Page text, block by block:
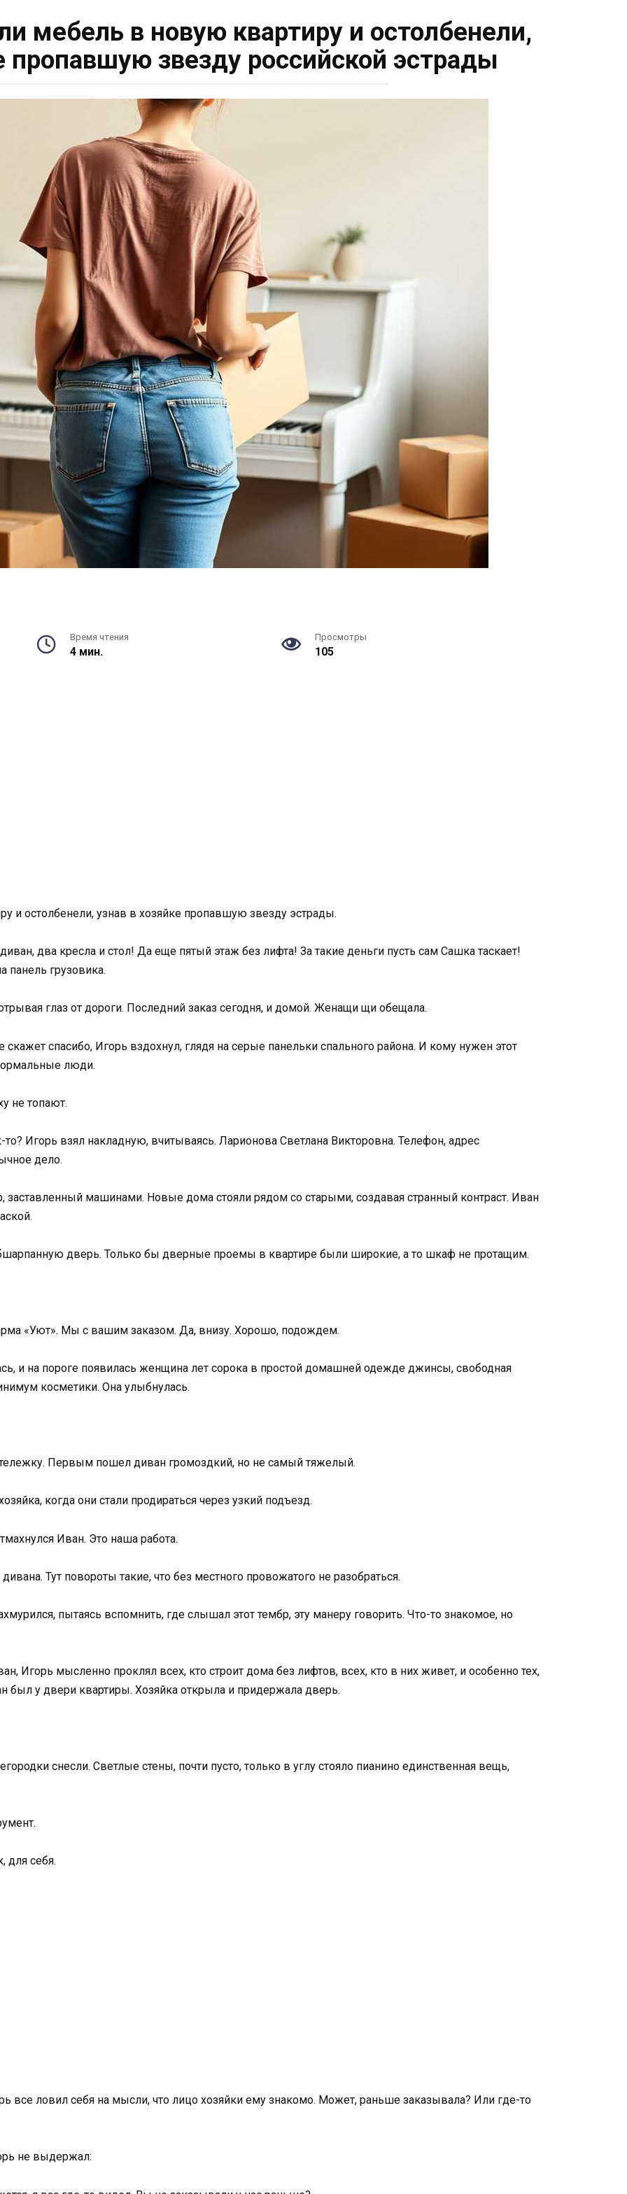
мебель в новую квартиру и остолбенели,
пропавшую звезду российской эстрады
Время чтения
4 мин.
Просмотры
105
и остолбенели, узнав в хозяйке пропавшую звезду эстрады.
два кресла и стол! Да еще пятый этаж без лифта! За такие деньги пусть сам Сашка таскает!
грузовика.
глаз от дороги. Последний заказ сегодня, и домой. Женащи щи обещала.
спасибо, Игорь вздохнул, глядя на серые панельки спального района. И кому нужен этот
люди.
не топают.
Игорь взял накладную, вчитываясь. Ларионова Светлана Викторовна. Телефон, адрес
дело.
заставленный машинами. Новые дома стояли рядом со старыми, создавая странный контраст. Иван
дверь. Только бы дверные проемы в квартире были широкие, а то шкаф не протащим.
«Уют». Мы с вашим заказом. Да, внизу. Хорошо, подождем.
и на пороге появилась женщина лет сорока в простой домашней одежде джинсы, свободная
косметики. Она улыбнулась.
Первым пошел диван громоздкий, но не самый тяжелый.
когда они стали продираться через узкий подъезд.
Иван. Это наша работа.
Тут повороты такие, что без местного провожатого не разобраться.
пытаясь вспомнить, где слышал этот тембр, эту манеру говорить. Что-то знакомое, но
Игорь мысленно проклял всех, кто строит дома без лифтов, всех, кто в них живет, и особенно тех,
был у двери квартиры. Хозяйка открыла и придержала дверь.
снесли. Светлые стены, почти пусто, только в углу стояло пианино единственная вещь,
для себя.
все ловил себя на мысли, что лицо хозяйки ему знакомо. Может, раньше заказывала? Или где-то
не выдержал: